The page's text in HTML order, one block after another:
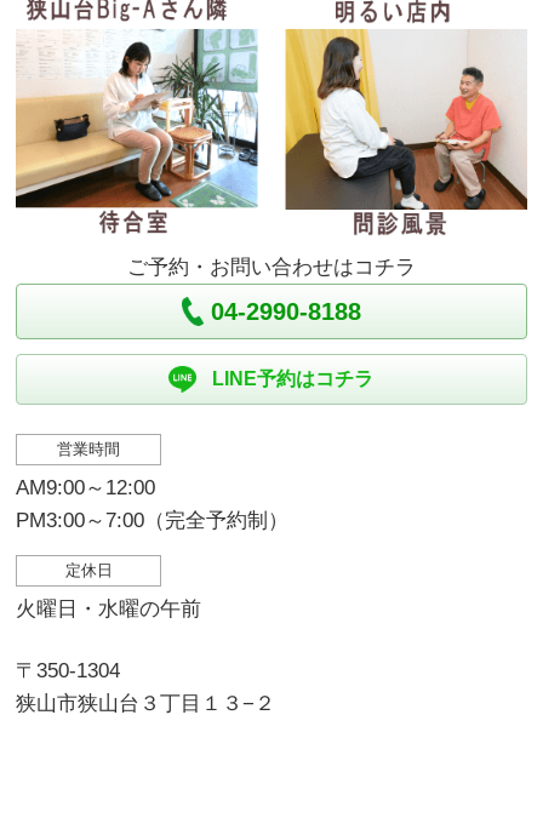
ご予約・お問い合わせはコチラ
04-2990-8188
LINE予約はコチラ
営業時間
AM9:00～12:00
PM3:00～7:00（完全予約制）
定休日
火曜日・水曜の午前
〒350-1304
狭山市狭山台３丁目１３−２